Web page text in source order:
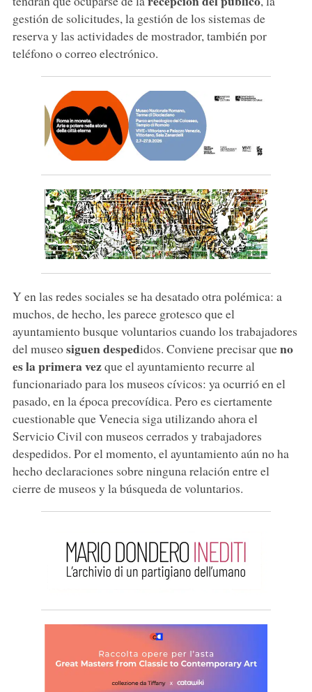
gestión de solicitudes, la gestión de los sistemas de
reserva y las actividades de mostrador, también por
teléfono o correo electrónico.
Y en las redes sociales se ha desatado otra polémica: a
muchos, de hecho, les parece grotesco que el
ayuntamiento busque voluntarios cuando los trabajadores
del museosiguen despedidos. Conviene precisar queno
es la primera vezque el ayuntamiento recurre al
funcionariado para los museos cívicos: ya ocurrió en el
pasado, en la época precovídica. Pero es ciertamente
cuestionable que Venecia siga utilizando ahora el
Servicio Civil con museos cerrados y trabajadores
despedidos. Por el momento, el ayuntamiento aún no ha
hecho declaraciones sobre ninguna relación entre el
cierre de museos y la búsqueda de voluntarios.